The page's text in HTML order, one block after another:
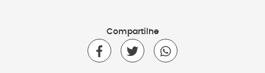
Compartilhe